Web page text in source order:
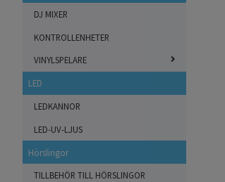
DJ MIXER
KONTROLLENHETER
VINYLSPELARE
LED
LEDKANNOR
LED-UV-LJUS
Hörslingor
TILLBEHÖR TILL HÖRSLINGOR